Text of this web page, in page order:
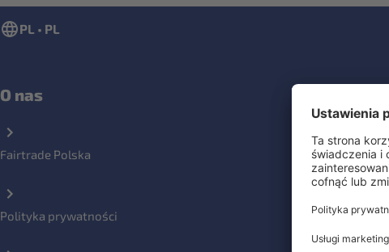
PL • PL
O nas
Fairtrade Polska
Polityka prywatności